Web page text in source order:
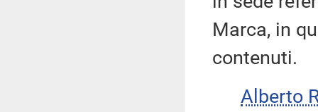
Marca, in
contenuti.
Alberto